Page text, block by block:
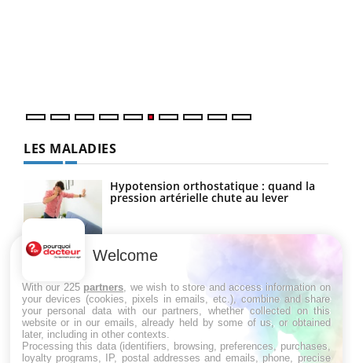
LES MALADIES
Hypotension orthostatique : quand la
pression artérielle chute au lever
Drépanocytose : une déformation des
globules rouges aux conséquences
Maladie de Charcot (Sclérose latérale
amyotrophique)
Welcome
With our 225 partners , we wish to store and access information on
your devices (cookies, pixels in emails, etc.), combine and share
your personal data with our partners, whether collected on this
website or in our emails, already held by some of us, or obtained
later, including in other contexts.
Processing this data (identifiers, browsing, preferences, purchases,
loyalty programs, IP, postal addresses and emails, phone, precise